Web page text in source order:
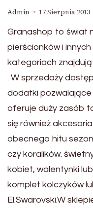
Admin 17 Sierpnia 2013
Granashop to świat
pierścionków i
kategoriach
. W sprzedaży
dodatki pozwalające
oferuje duży zasób
się również
obecnego hitu
czy koralików.
kobiet, walentynki
komplet kolczyków
El.Swarovski.W